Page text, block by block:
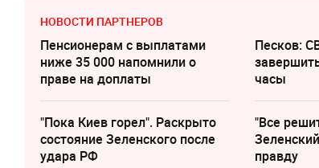
НОВОСТИ ПАРТНЕРОВ
Пенсионерам с выплатами
ниже 35 000 напомнили о
праве на доплаты
Песков:
часы
"Пока Киев горел". Раскрыто
состояние Зеленского после
удара РФ
"Все
правду